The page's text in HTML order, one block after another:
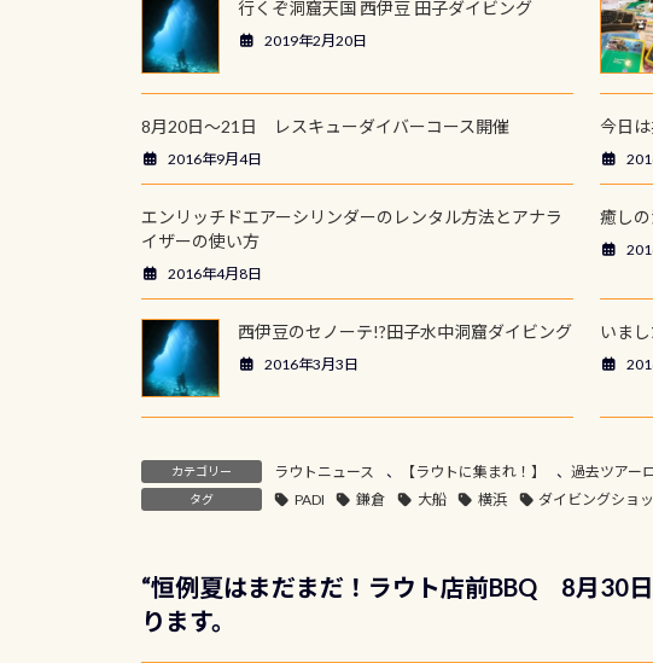
行くぞ洞窟天国 西伊豆 田子ダイビング
2019年2月20日
8月20日～21日 レスキューダイバーコース開催
2016年9月4日
今日
エンリッチドエアーシリンダーのレンタル方法とアナラ
イザーの使い方
2016年4月8日
癒し
西伊豆のセノーテ!?田子水中洞窟ダイビング
2016年3月3日
いま
カテゴリー ラウトニュース 、 【ラウトに集まれ！】 、過去ツアー
タグ PADI 鎌倉 大船 横浜 ダイビングショ
“恒例夏はまだまだ！ラウト店前BBQ 8月30
ります。